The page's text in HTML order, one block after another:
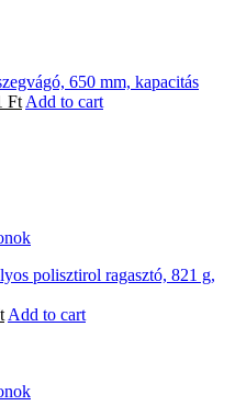
650 mm, kapacitás
Ft Add to cart
polisztirol ragasztó, 821 g,
Add to cart